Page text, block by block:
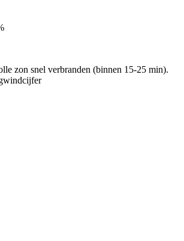
zon snel verbranden (binnen 15-25 min).
windcijfer